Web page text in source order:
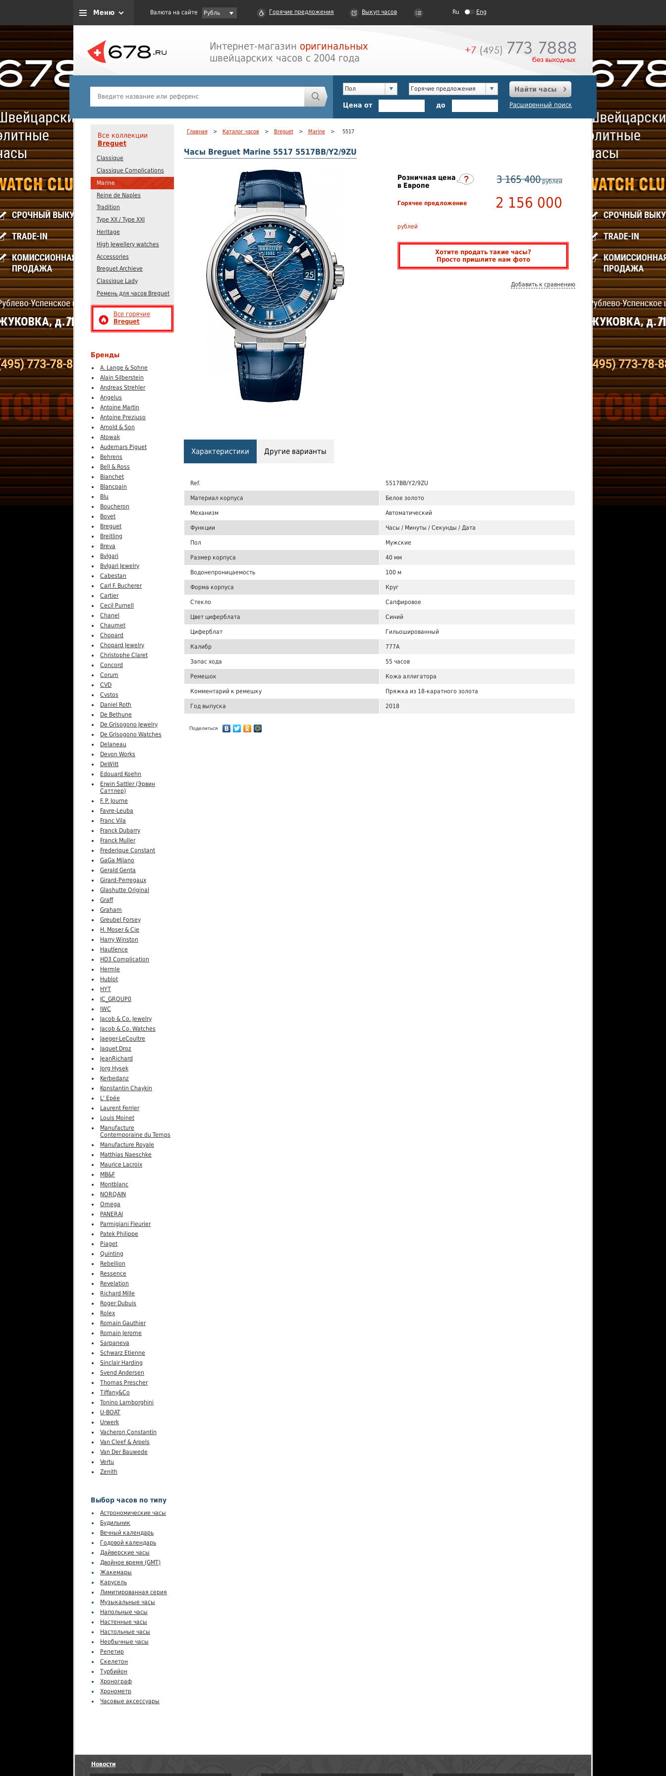
Меню Валюта на сайте Рубль Горячие предложения Выкуп часов Ru Eng
Интернет-магазин оригинальных
швейцарских часов с 2004 года
Пол Горячие предложения
Найти часы
Цена от
до Расширенный поиск
Все коллекции
Breguet
Classique
Classique Complications
Marine
Reine de Naples
Tradition
Type XX / Type XXI
Heritage
High Jewellery watches
Accessories
Breguet Archieve
Classique Lady
Ремень для часов Breguet
Все горячие
Breguet
Бренды
A. Lange & Sohne
Alain Silberstein
Andreas Strehler
Angelus
Antoine Martin
Antoine Preziuso
Arnold & Son
Atowak
Audemars Piguet
Behrens
Bell & Ross
Bianchet
Blancpain
Blu
Boucheron
Bovet
Breguet
Breitling
Breva
Bvlgari
Bvlgari Jewelry
Cabestan
Carl F. Bucherer
Cartier
Cecil Purnell
Chanel
Chaumet
Chopard
Chopard Jewelry
Christophe Claret
Concord
Corum
CVD
Cvstos
Daniel Roth
De Bethune
De Grisogono Jewelry
De Grisogono Watches
Delaneau
Devon Works
DeWitt
Edouard Koehn
Erwin Sattler (Эрвин
Саттлер)
F. P. Journe
Favre-Leuba
Franc Vila
Franck Dubarry
Franck Muller
Frederique Constant
GaGa Milano
Gerald Genta
Girard-Perregaux
Glashutte Original
Graff
Graham
Greubel Forsey
H. Moser & Cie
Harry Winston
Hautlence
HD3 Complication
Hermle
Hublot
HYT
IC_GROUP0
IWC
Jacob & Co. Jewelry
Jacob & Co. Watches
Jaeger-LeCoultre
Jaquet Droz
JeanRichard
Jorg Hysek
Kerbedanz
Konstantin Chaykin
L' Epée
Laurent Ferrier
Louis Moinet
Manufacture
Contemporaine du Temps
Manufacture Royale
Matthias Naeschke
Maurice Lacroix
MB&F
Montblanc
NORQAIN
Omega
PANERAI
Parmigiani Fleurier
Patek Philippe
Piaget
Quinting
Rebellion
Ressence
Revelation
Richard Mille
Roger Dubuis
Rolex
Romain Gauthier
Romain Jerome
Sarpaneva
Schwarz Etienne
Sinclair Harding
Svend Andersen
Thomas Prescher
Tiffany&Co
Tonino Lamborghini
U-BOAT
Urwerk
Vacheron Constantin
Van Cleef & Arpels
Van Der Bauwede
Vertu
Zenith
Выбор часов по типу
Астрономические часы
Будильник
Вечный календарь
Годовой календарь
Дайверские часы
Двойное время (GMT)
Жакемары
Карусель
Лимитированная серия
Музыкальные часы
Напольные часы
Настенные часы
Настольные часы
Необычные часы
Репетир
Скелетон
Турбийон
Хронограф
Хронометр
Часовые аксессуары
Главная > Каталог часов > Breguet > Marine > 5517
Часы Breguet Marine 5517 5517BB/Y2/9ZU
Розничная цена
в Европе
3 165 400 рублей
Горячее предложение 2 156 000
рублей
Хотите продать такие часы?
Просто пришлите нам фото
Добавить к сравнению
Характеристики Другие варианты
Ref. 5517BB/Y2/9ZU
Материал корпуса Белое золото
Механизм Автоматический
Функции Часы / Минуты / Секунды / Дата
Пол Мужские
Размер корпуса 40 мм
Водонепроницаемость 100 м
Форма корпуса Круг
Стекло Сапфировое
Цвет циферблата Синий
Циферблат Гильошированный
Калибр 777A
Запас хода 55 часов
Ремешок Кожа аллигатора
Комментарий к ремешку Пряжка из 18-каратного золота
Год выпуска 2018
Поделиться
Новости